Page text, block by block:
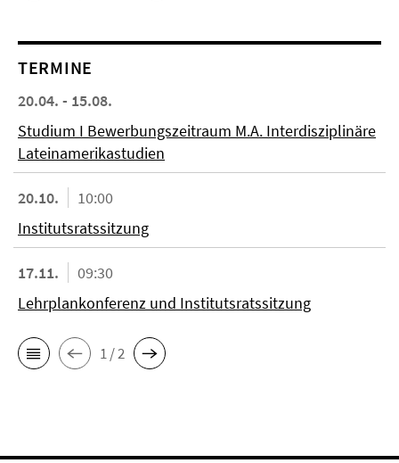
TERMINE
20.04. - 15.08.
Studium I Bewerbungszeitraum M.A. Interdisziplinäre
Lateinamerikastudien
20.10.
10:00
Institutsratssitzung
17.11.
09:30
Lehrplankonferenz und Institutsratssitzung
1 / 2